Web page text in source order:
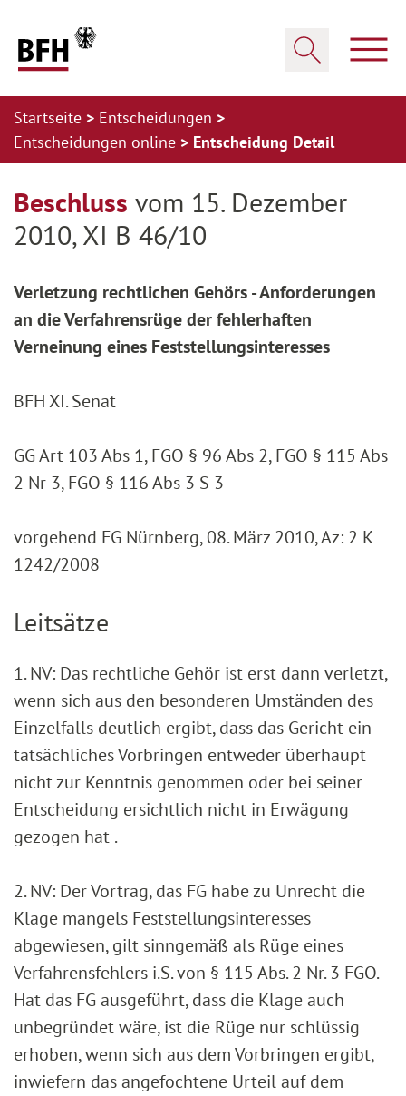
Startseite
Entscheidungen
Entscheidungen online
Entscheidung Detail
Beschluss vom 15. Dezember
2010, XI B 46/10
Verletzung rechtlichen Gehörs - Anforderungen
an die Verfahrensrüge der fehlerhaften
Verneinung eines Feststellungsinteresses
BFH XI. Senat
GG Art 103 Abs 1, FGO § 96 Abs 2, FGO § 115 Abs
2 Nr 3, FGO § 116 Abs 3 S 3
vorgehend FG Nürnberg, 08. März 2010, Az: 2 K
1242/2008
Leitsätze
1. NV: Das rechtliche Gehör ist erst dann verletzt,
wenn sich aus den besonderen Umständen des
Einzelfalls deutlich ergibt, dass das Gericht ein
tatsächliches Vorbringen entweder überhaupt
nicht zur Kenntnis genommen oder bei seiner
Entscheidung ersichtlich nicht in Erwägung
gezogen hat .
2. NV: Der Vortrag, das FG habe zu Unrecht die
Klage mangels Feststellungsinteresses
abgewiesen, gilt sinngemäß als Rüge eines
Verfahrensfehlers i.S. von § 115 Abs. 2 Nr. 3 FGO.
Hat das FG ausgeführt, dass die Klage auch
unbegründet wäre, ist die Rüge nur schlüssig
erhoben, wenn sich aus dem Vorbringen ergibt,
inwiefern das angefochtene Urteil auf dem